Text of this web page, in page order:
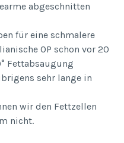
abgeschnitten
für eine schmalere
OP schon vor 20
Fettabsaugung
sehr lange in
wir den Fettzellen
nicht.